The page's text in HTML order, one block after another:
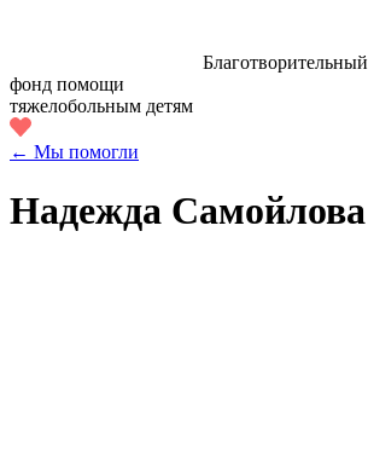
Благотворительный
фонд помощи
тяжелобольным детям
← Мы помогли
Надежда Самойлова